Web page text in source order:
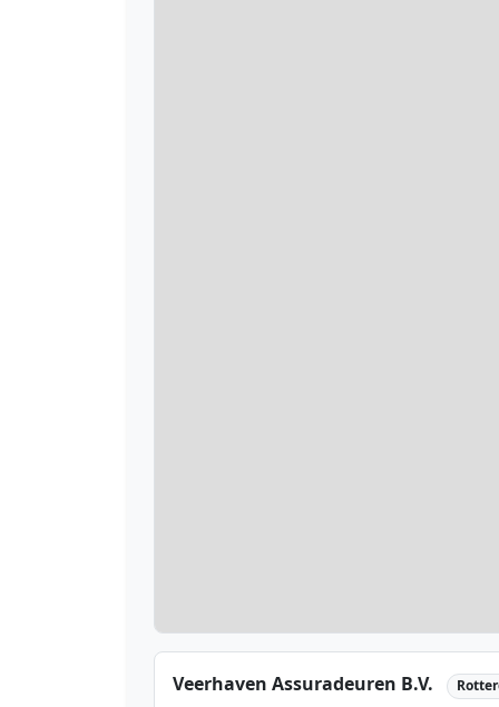
Veerhaven Assuradeuren B.V.